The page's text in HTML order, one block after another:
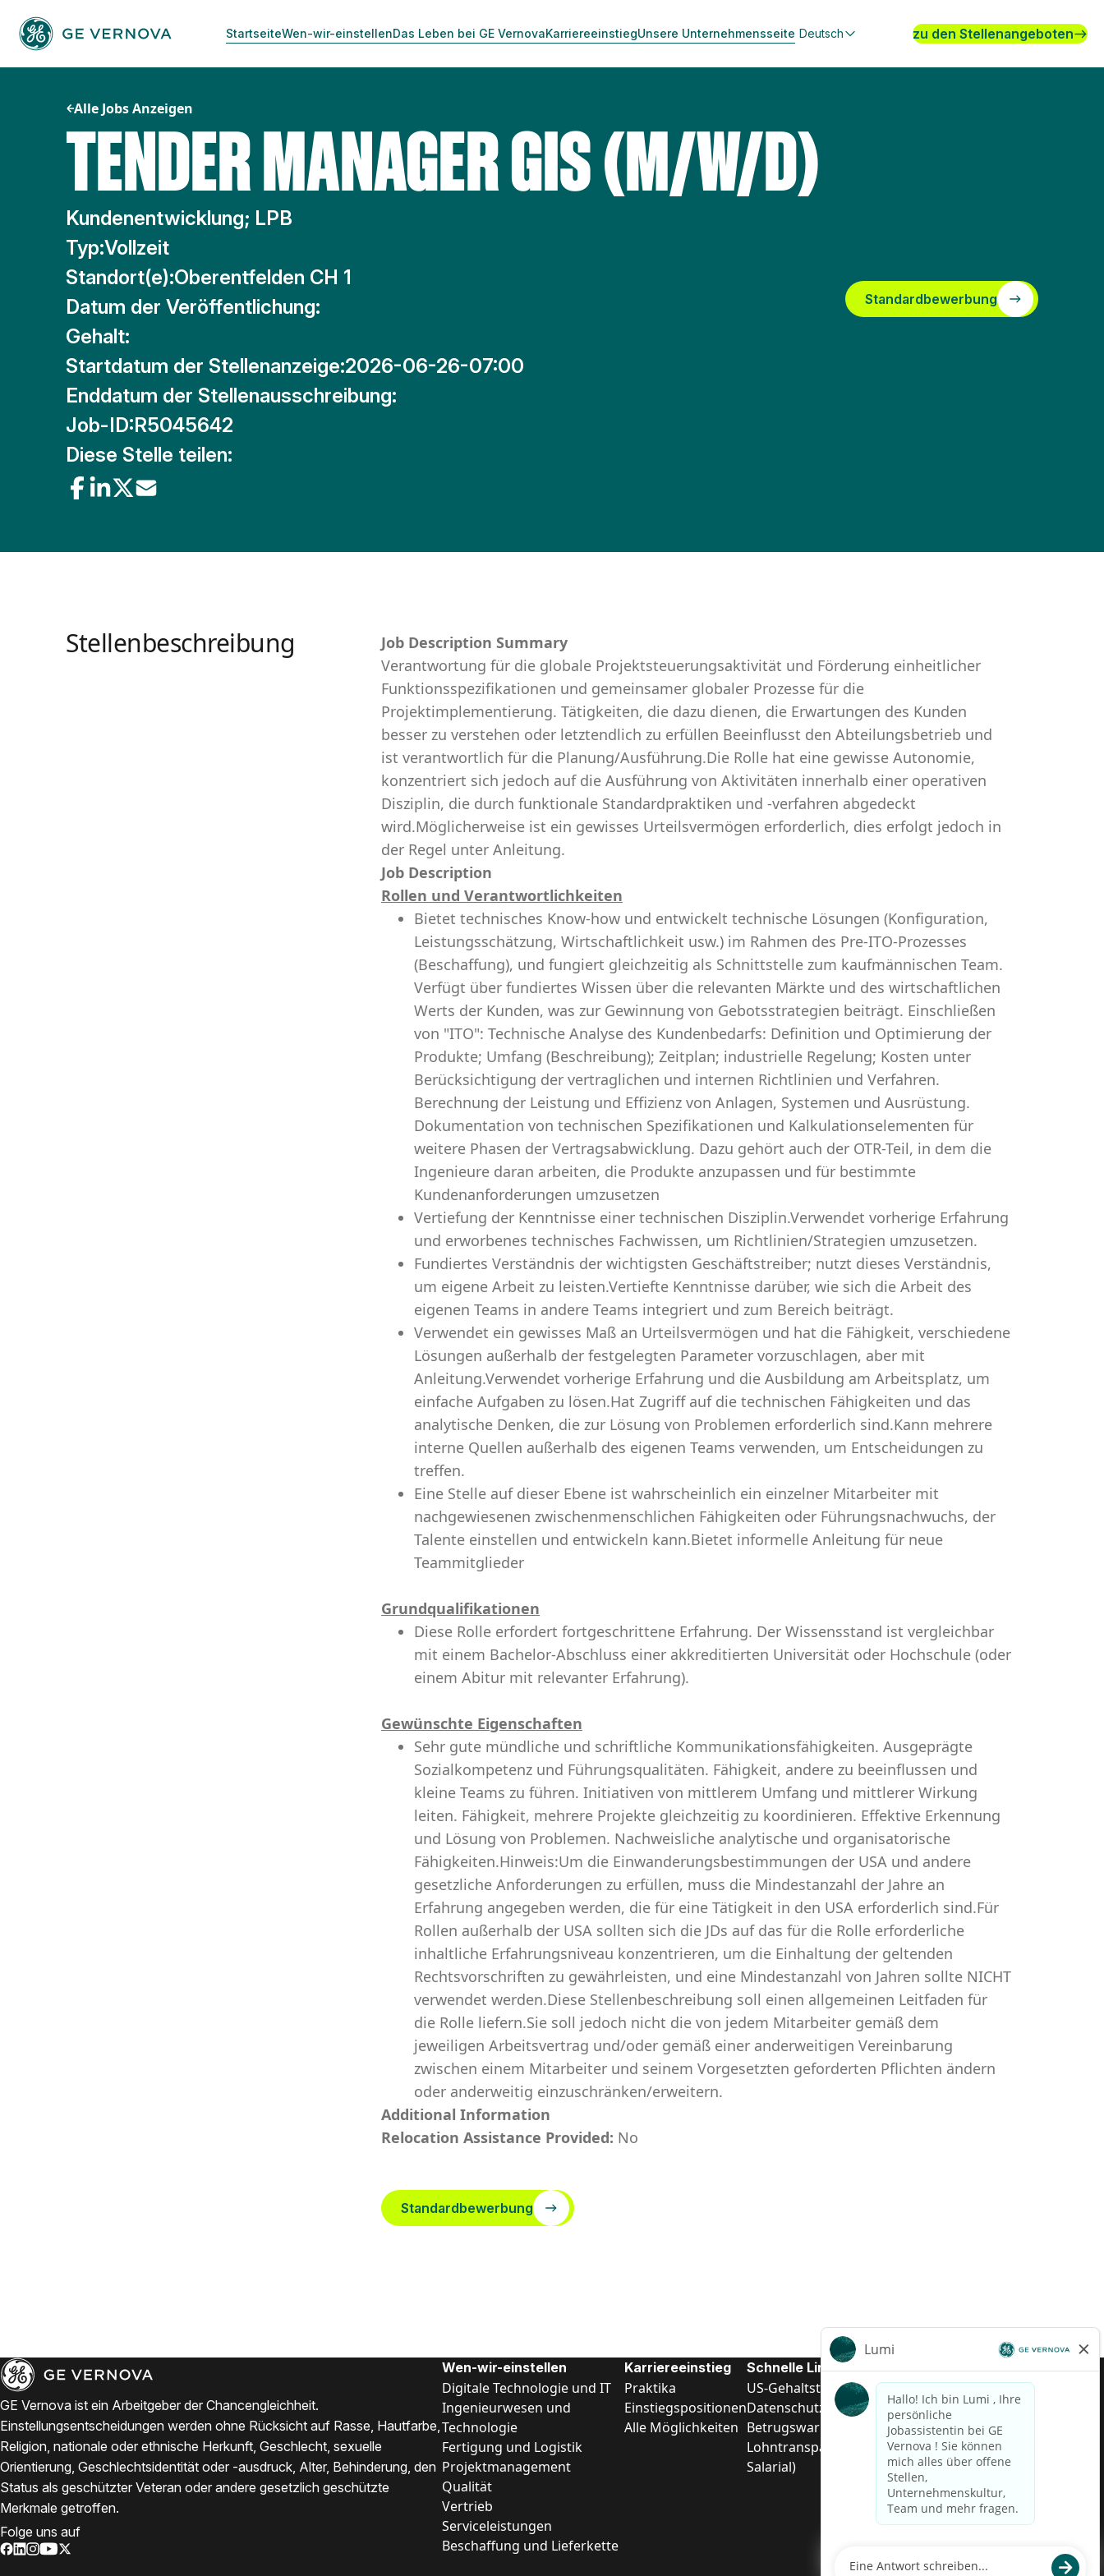
Inhalt
springen
StartseiteWen-wir-einstellenDas Leben bei GE VernovaKarriereeinstiegUnsere Unternehmensseite Deutsch zu den Stellenangeboten
Alle Jobs Anzeigen
TENDER MANAGER GIS (M/W/D)
Kundenentwicklung; LPB
Typ:Vollzeit
Standort(e):Oberentfelden CH 1
Datum der Veröffentlichung:
Gehalt:
Startdatum der Stellenanzeige:2026-06-26-07:00
Enddatum der Stellenausschreibung:
Job-ID:R5045642
Diese Stelle teilen:
Standardbewerbung
Stellenbeschreibung
Job Description Summary
Verantwortung für die globale Projektsteuerungsaktivität und Förderung einheitlicher
Funktionsspezifikationen und gemeinsamer globaler Prozesse für die
Projektimplementierung. Tätigkeiten, die dazu dienen, die Erwartungen des Kunden
besser zu verstehen oder letztendlich zu erfüllen Beeinflusst den Abteilungsbetrieb und
ist verantwortlich für die Planung/Ausführung.Die Rolle hat eine gewisse Autonomie,
konzentriert sich jedoch auf die Ausführung von Aktivitäten innerhalb einer operativen
Disziplin, die durch funktionale Standardpraktiken und -verfahren abgedeckt
wird.Möglicherweise ist ein gewisses Urteilsvermögen erforderlich, dies erfolgt jedoch in
der Regel unter Anleitung.
Job Description
Rollen und Verantwortlichkeiten
Bietet technisches Know-how und entwickelt technische Lösungen (Konfiguration,
Leistungsschätzung, Wirtschaftlichkeit usw.) im Rahmen des Pre-ITO-Prozesses
(Beschaffung), und fungiert gleichzeitig als Schnittstelle zum kaufmännischen Team.
Verfügt über fundiertes Wissen über die relevanten Märkte und des wirtschaftlichen
Werts der Kunden, was zur Gewinnung von Gebotsstrategien beiträgt. Einschließen
von "ITO": Technische Analyse des Kundenbedarfs: Definition und Optimierung der
Produkte; Umfang (Beschreibung); Zeitplan; industrielle Regelung; Kosten unter
Berücksichtigung der vertraglichen und internen Richtlinien und Verfahren.
Berechnung der Leistung und Effizienz von Anlagen, Systemen und Ausrüstung.
Dokumentation von technischen Spezifikationen und Kalkulationselementen für
weitere Phasen der Vertragsabwicklung. Dazu gehört auch der OTR-Teil, in dem die
Ingenieure daran arbeiten, die Produkte anzupassen und für bestimmte
Kundenanforderungen umzusetzen
Vertiefung der Kenntnisse einer technischen Disziplin.Verwendet vorherige Erfahrung
und erworbenes technisches Fachwissen, um Richtlinien/Strategien umzusetzen.
Fundiertes Verständnis der wichtigsten Geschäftstreiber; nutzt dieses Verständnis,
um eigene Arbeit zu leisten.Vertiefte Kenntnisse darüber, wie sich die Arbeit des
eigenen Teams in andere Teams integriert und zum Bereich beiträgt.
Verwendet ein gewisses Maß an Urteilsvermögen und hat die Fähigkeit, verschiedene
Lösungen außerhalb der festgelegten Parameter vorzuschlagen, aber mit
Anleitung.Verwendet vorherige Erfahrung und die Ausbildung am Arbeitsplatz, um
einfache Aufgaben zu lösen.Hat Zugriff auf die technischen Fähigkeiten und das
analytische Denken, die zur Lösung von Problemen erforderlich sind.Kann mehrere
interne Quellen außerhalb des eigenen Teams verwenden, um Entscheidungen zu
treffen.
Eine Stelle auf dieser Ebene ist wahrscheinlich ein einzelner Mitarbeiter mit
nachgewiesenen zwischenmenschlichen Fähigkeiten oder Führungsnachwuchs, der
Talente einstellen und entwickeln kann.Bietet informelle Anleitung für neue
Teammitglieder
Grundqualifikationen
Diese Rolle erfordert fortgeschrittene Erfahrung. Der Wissensstand ist vergleichbar
mit einem Bachelor-Abschluss einer akkreditierten Universität oder Hochschule (oder
einem Abitur mit relevanter Erfahrung).
Gewünschte Eigenschaften
Sehr gute mündliche und schriftliche Kommunikationsfähigkeiten. Ausgeprägte
Sozialkompetenz und Führungsqualitäten. Fähigkeit, andere zu beeinflussen und
kleine Teams zu führen. Initiativen von mittlerem Umfang und mittlerer Wirkung
leiten. Fähigkeit, mehrere Projekte gleichzeitig zu koordinieren. Effektive Erkennung
und Lösung von Problemen. Nachweisliche analytische und organisatorische
Fähigkeiten.Hinweis:Um die Einwanderungsbestimmungen der USA und andere
gesetzliche Anforderungen zu erfüllen, muss die Mindestanzahl der Jahre an
Erfahrung angegeben werden, die für eine Tätigkeit in den USA erforderlich sind.Für
Rollen außerhalb der USA sollten sich die JDs auf das für die Rolle erforderliche
inhaltliche Erfahrungsniveau konzentrieren, um die Einhaltung der geltenden
Rechtsvorschriften zu gewährleisten, und eine Mindestanzahl von Jahren sollte NICHT
verwendet werden.Diese Stellenbeschreibung soll einen allgemeinen Leitfaden für
die Rolle liefern.Sie soll jedoch nicht die von jedem Mitarbeiter gemäß dem
jeweiligen Arbeitsvertrag und/oder gemäß einer anderweitigen Vereinbarung
zwischen einem Mitarbeiter und seinem Vorgesetzten geforderten Pflichten ändern
oder anderweitig einzuschränken/erweitern.
Additional Information
Relocation Assistance Provided: No
Standardbewerbung
GE Vernova ist ein Arbeitgeber der Chancengleichheit.
Einstellungsentscheidungen werden ohne Rücksicht auf Rasse, Hautfarbe,
Religion, nationale oder ethnische Herkunft, Geschlecht, sexuelle
Orientierung, Geschlechtsidentität oder -ausdruck, Alter, Behinderung, den
Status als geschützter Veteran oder andere gesetzlich geschützte
Merkmale getroffen.
Folge uns auf
Wen-wir-einstellen
Digitale Technologie und IT
Ingenieurwesen und
Technologie
Fertigung und Logistik
Projektmanagement
Qualität
Vertrieb
Serviceleistungen
Beschaffung und Lieferkette
Karriereeinstieg
Praktika
Einstiegspositionen
Alle Möglichkeiten
Schnelle Links
US-Gehalts­transparenz
Datenschutzhinweis für Kandidaten
Betrugswarnung
Lohntransparenz in Brasilien (Relatório de Transparência
Salarial)